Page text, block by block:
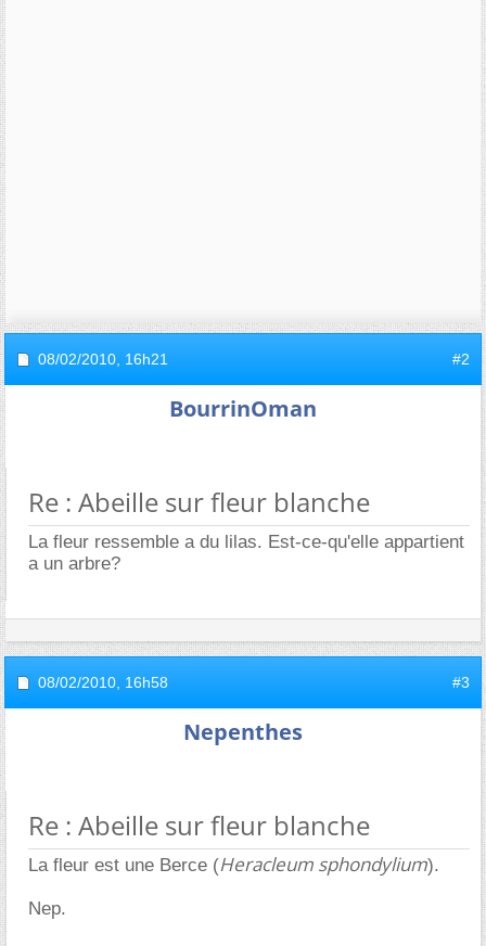
08/02/2010, 16h21 #2
BourrinOman
Re : Abeille sur fleur blanche
La fleur ressemble a du lilas. Est-ce-qu'elle appartient
a un arbre?
08/02/2010, 16h58 #3
Nepenthes
Re : Abeille sur fleur blanche
La fleur est une Berce (Heracleum sphondylium).
Nep.